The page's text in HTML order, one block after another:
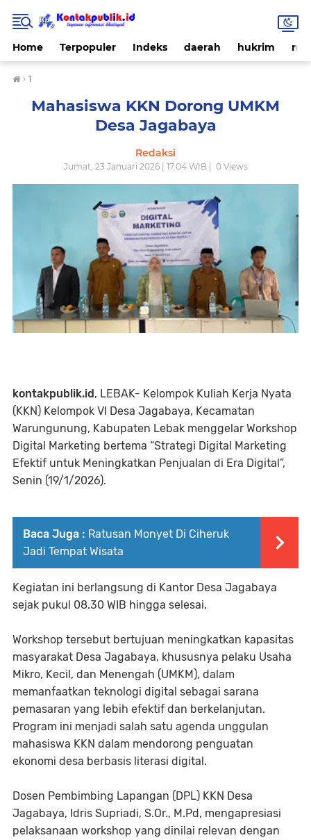
Home Terpopuler Indeks daerah hukrim
› 1
Mahasiswa KKN Dorong UMKM
Desa Jagabaya
Redaksi
Jumat, 23 Januari 2026 | 17.04 WIB | 0Views
kontakpublik.id, LEBAK- Kelompok Kuliah Kerja Nyata
(KKN) Kelompok VI Desa Jagabaya, Kecamatan
Warungunung, Kabupaten Lebak menggelar Workshop
Digital Marketing bertema “Strategi Digital Marketing
Efektif untuk Meningkatkan Penjualan di Era Digital”,
Senin (19/1/2026).
Baca Juga : Ratusan Monyet Di Ciheruk
Jadi Tempat Wisata
Kegiatan ini berlangsung di Kantor Desa Jagabaya
sejak pukul 08.30 WIB hingga selesai.
Workshop tersebut bertujuan meningkatkan kapasitas
masyarakat Desa Jagabaya, khususnya pelaku Usaha
Mikro, Kecil, dan Menengah (UMKM), dalam
memanfaatkan teknologi digital sebagai sarana
pemasaran yang lebih efektif dan berkelanjutan.
Program ini menjadi salah satu agenda unggulan
mahasiswa KKN dalam mendorong penguatan
ekonomi desa berbasis literasi digital.
Dosen Pembimbing Lapangan (DPL) KKN Desa
Jagabaya, Idris Supriadi, S.Or., M.Pd, mengapresiasi
pelaksanaan workshop yang dinilai relevan dengan